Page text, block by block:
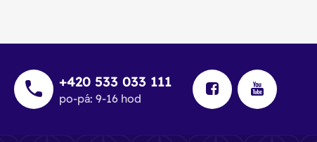
+420 533 033 111
po-pá: 9-16 hod